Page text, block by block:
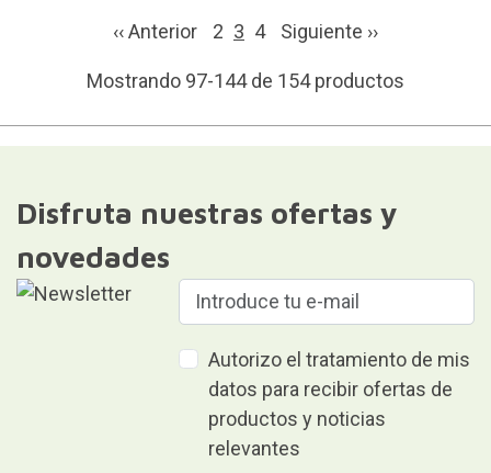
‹‹ Anterior 2 3 4 Siguiente ››
Mostrando 97-144 de 154 productos
Disfruta nuestras ofertas y
novedades
Autorizo el tratamiento de mis
datos para recibir ofertas de
productos y noticias
relevantes